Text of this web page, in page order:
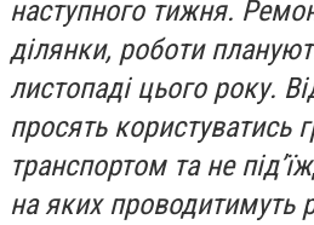
наступного тижня.
ділянки, роботи
листопаді цього року.
просять користуватись
транспортом та не
на яких проводитимуть